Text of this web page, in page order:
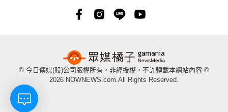
© 今日傳媒(股)公司版權所有，非經授權，不許轉載本網站內容 ©
2026 NOWNEWS.com.All Rights Reserved.